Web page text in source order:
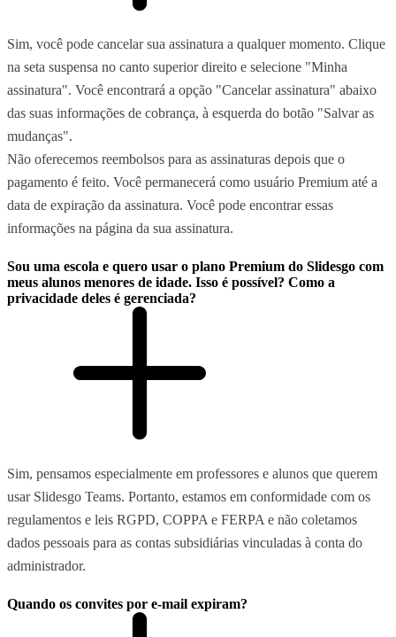
Sim, você pode cancelar sua assinatura a qualquer momento. Clique
na seta suspensa no canto superior direito e selecione "Minha
assinatura". Você encontrará a opção "Cancelar assinatura" abaixo
das suas informações de cobrança, à esquerda do botão "Salvar as
mudanças".
Não oferecemos reembolsos para as assinaturas depois que o
pagamento é feito. Você permanecerá como usuário Premium até a
data de expiração da assinatura. Você pode encontrar essas
informações na página da sua assinatura.
Sou uma escola e quero usar o plano Premium do Slidesgo com
meus alunos menores de idade. Isso é possível? Como a
privacidade deles é gerenciada?
Sim, pensamos especialmente em professores e alunos que querem
usar Slidesgo Teams. Portanto, estamos em conformidade com os
regulamentos e leis RGPD, COPPA e FERPA e não coletamos
dados pessoais para as contas subsidiárias vinculadas à conta do
administrador.
Quando os convites por e-mail expiram?